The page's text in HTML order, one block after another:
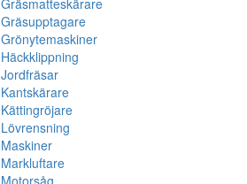
Gräsmatteskärare
Gräsupptagare
Grönytemaskiner
Häckklippning
Jordfräsar
Kantskärare
Kättingröjare
Lövrensning
Maskiner
Markluftare
Motorsåg